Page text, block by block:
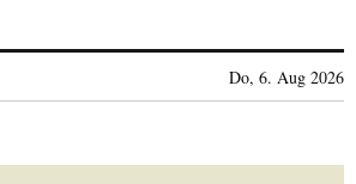
Do, 6. Aug 2026